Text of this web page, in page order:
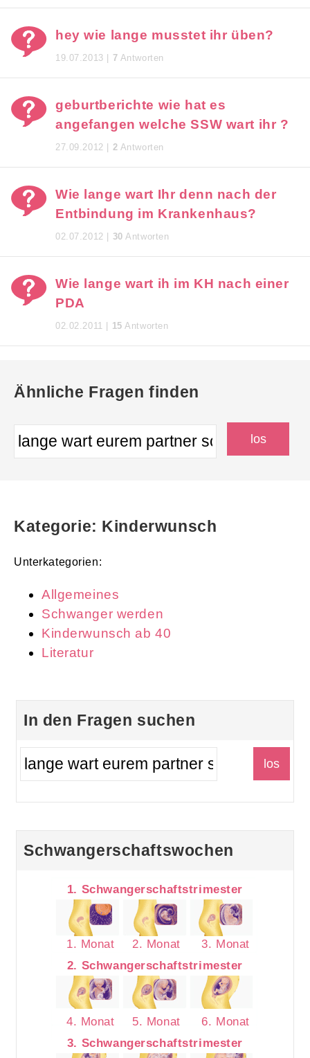
hey wie lange musstet ihr üben?
19.07.2013 | 7 Antworten
geburtberichte wie hat es
angefangen welche SSW wart ihr ?
27.09.2012 | 2 Antworten
Wie lange wart Ihr denn nach der
Entbindung im Krankenhaus?
02.07.2012 | 30 Antworten
Wie lange wart ih im KH nach einer
PDA
02.02.2011 | 15 Antworten
Ähnliche Fragen finden
Kategorie: Kinderwunsch
Unterkategorien:
Allgemeines
Schwanger werden
Kinderwunsch ab 40
Literatur
In den Fragen suchen
Schwangerschaftswochen
1. Schwangerschaftstrimester
1. Monat 2. Monat
3. Monat
2. Schwangerschaftstrimester
4. Monat 5. Monat
6. Monat
3. Schwangerschaftstrimester